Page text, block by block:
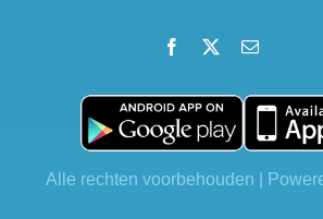
Algemene voorwaarden
Contact
Blog
Facebook Email
Alle rechten voorbehouden |